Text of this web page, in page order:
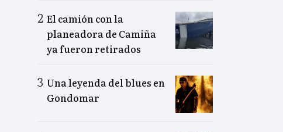
El camión con la
planeadora de Camiña
ya fueron retirados
Una leyenda del blues en
Gondomar